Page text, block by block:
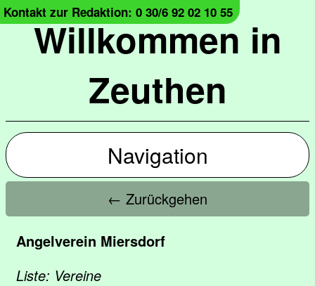
Willkommen in
Zeuthen
Kontakt zur Redaktion: 0 30/6 92 02 10 55
Navigation
← Zurückgehen
Angelverein Miersdorf
Liste: Vereine